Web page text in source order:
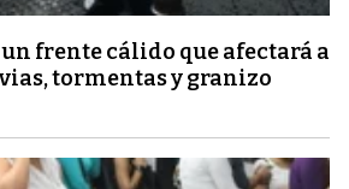
frente cálido que afectará a
tormentas y granizo